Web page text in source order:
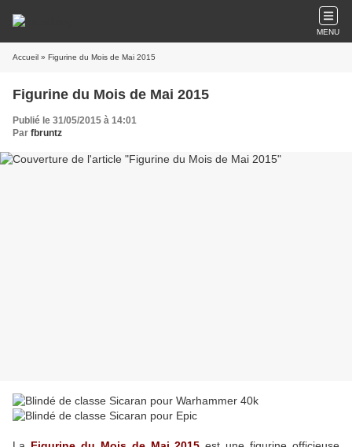
MENU
Accueil » Figurine du Mois de Mai 2015
Figurine du Mois de Mai 2015
Publié le 31/05/2015 à 14:01
Par fbruntz